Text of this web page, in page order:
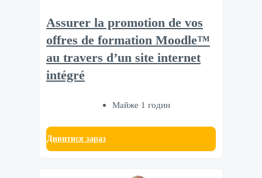
Assurer la promotion de vos
offres de formation Moodle™
au travers d’un site internet
intégré
Майже 1 годин
Дивитися зараз